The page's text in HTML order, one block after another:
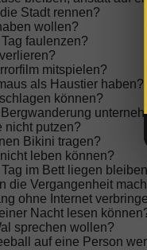
Stadt rennen?
wollen?
faulenzen?
mitspielen?
als Haustier haben?
können?
nicht putzen?
Bikini tragen?
leben können?
im Bett liegen
die Vergangenheit
ohne Internet
Nacht lesen
sprechen wollen?
auf eine Person